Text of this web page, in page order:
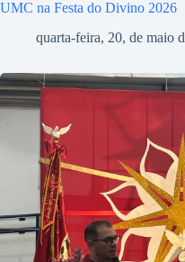
UMC na Festa do Divino 2026
quarta-feira, 20, de maio